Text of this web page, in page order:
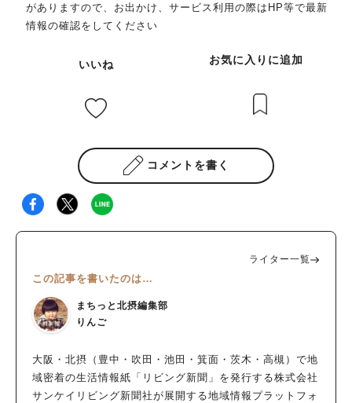
がありますので、お出かけ、サービス利用の際はHP等で最新
情報の確認をしてください
いいね お気に入りに追加
コメントを書く
ライター一覧
この記事を書いたのは…
まちっと北摂編集部
りんご
大阪・北摂（豊中・吹田・池田・箕面・茨木・高槻）で地
域密着の生活情報紙「リビング新聞」を発行する株式会社
サンケイリビング新聞社が展開する地域情報プラットフォ